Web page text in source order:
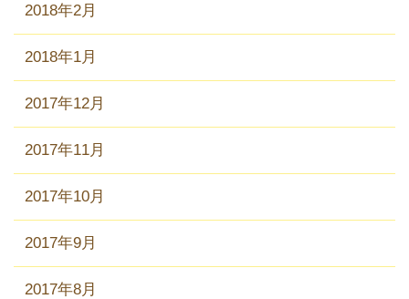
2018年2月
2018年1月
2017年12月
2017年11月
2017年10月
2017年9月
2017年8月